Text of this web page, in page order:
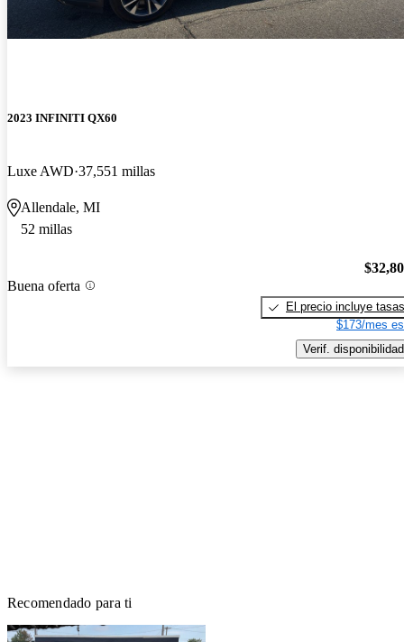
2023 INFINITI QX60
Luxe AWD 37,551 millas
Allendale, MI
52 millas
Buena oferta
El precio incluye tasas
$173/mes
Verif. disponibilidad
Recomendado para ti